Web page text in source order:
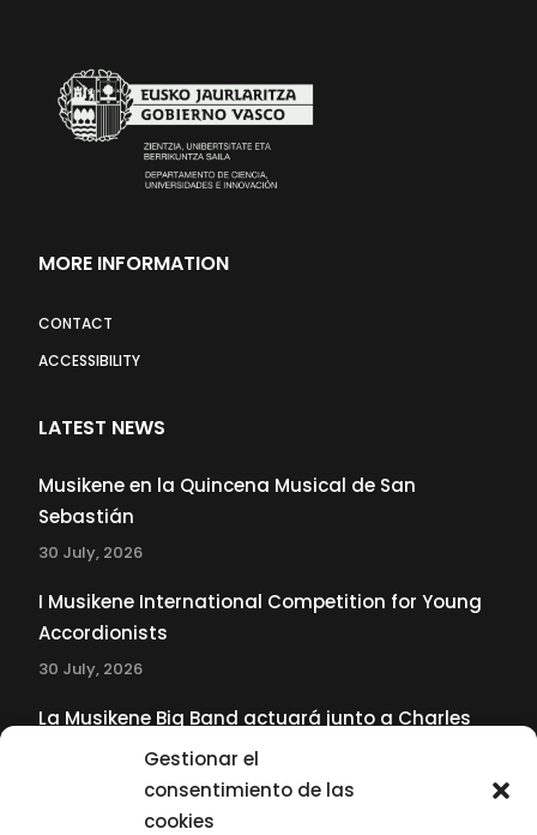
Gestionar el
consentimiento de las
cookies
MORE INFORMATION
CONTACT
ACCESSIBILITY
LATEST NEWS
Musikene en la Quincena Musical de San
Sebastián
30 July, 2026
I Musikene International Competition for Young
Accordionists
30 July, 2026
La Musikene Big Band actuará junto a Charles
Tolliver en el 61 Jazzaldia